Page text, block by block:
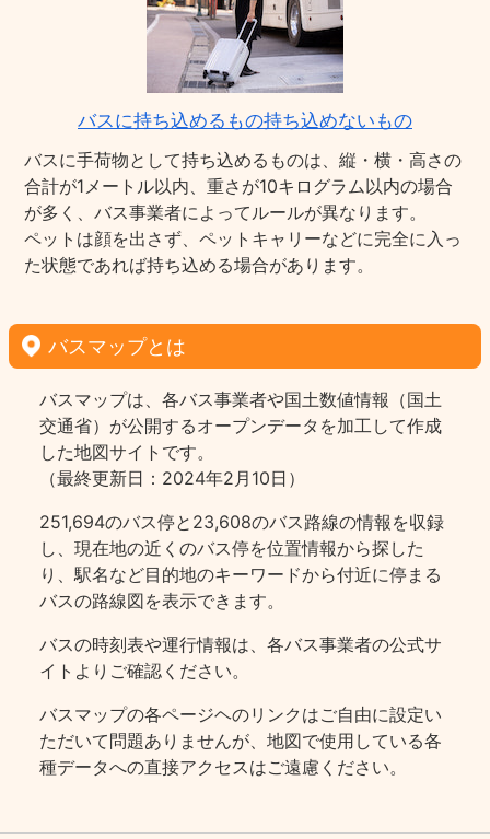
バスに持ち込めるもの持ち込めないもの
バスに手荷物として持ち込めるものは、縦・横・高さの
合計が1メートル以内、重さが10キログラム以内の場合
が多く、バス事業者によってルールが異なります。
ペットは顔を出さず、ペットキャリーなどに完全に入っ
た状態であれば持ち込める場合があります。
バスマップとは
バスマップは、各バス事業者や国土数値情報（国土
交通省）が公開するオープンデータを加工して作成
した地図サイトです。
（最終更新日：2024年2月10日）
251,694のバス停と23,608のバス路線の情報を収録
し、現在地の近くのバス停を位置情報から探した
り、駅名など目的地のキーワードから付近に停まる
バスの路線図を表示できます。
バスの時刻表や運行情報は、各バス事業者の公式サ
イトよりご確認ください。
バスマップの各ページヘのリンクはご自由に設定い
ただいて問題ありませんが、地図で使用している各
種データへの直接アクセスはご遠慮ください。